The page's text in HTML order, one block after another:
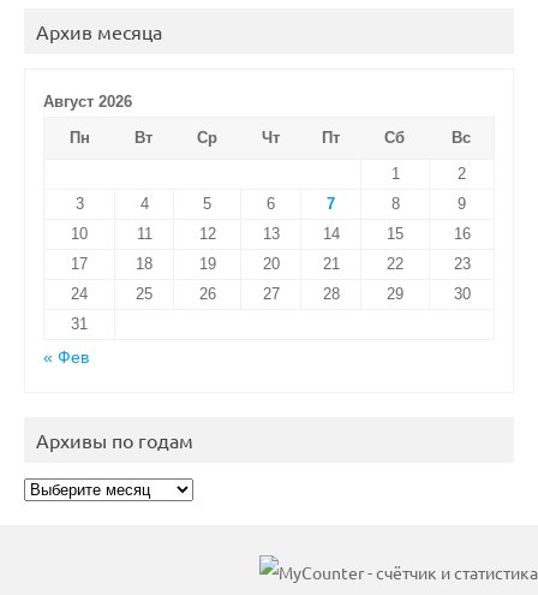
Архив месяца
Август 2026
Пн
Вт Ср Чт Пт Сб
Вс
1
2
3
4 5 6 7 8
9
10
11 12 13 14 15
16
17
18 19 20 21 22
23
24
25 26 27 28 29
30
31
« Фев
Архивы по годам
Архивы